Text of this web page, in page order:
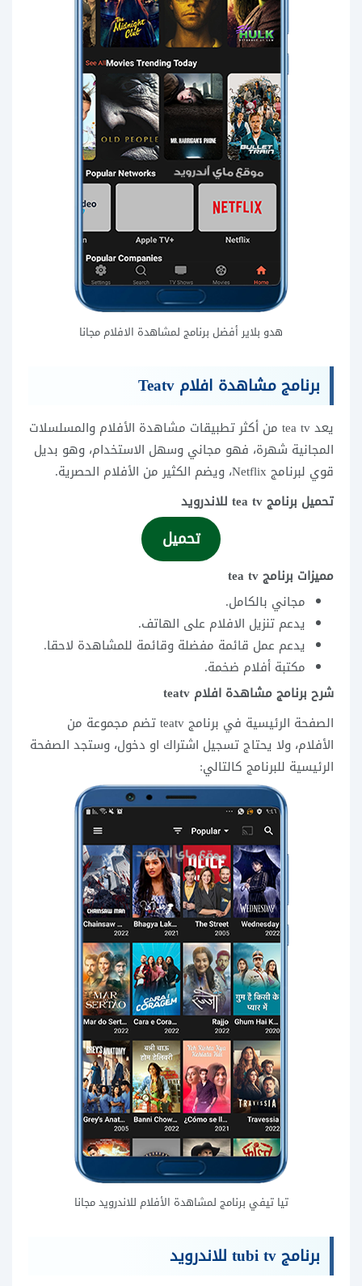
هدو بلاير أفضل برنامج لمشاهدة الافلام مجانا
برنامج مشاهدة افلام Teatv
يعد tea tv من أكثر تطبيقات مشاهدة الأفلام والمسلسلات
المجانية شهرة، فهو مجاني وسهل الاستخدام، وهو بديل
قوي لبرنامج Netflix، ويضم الكثير من الأفلام الحصرية.
تحميل برنامج tea tv للاندرويد
تحميل
مميزات برنامج tea tv
مجاني بالكامل.
يدعم تنزيل الافلام على الهاتف.
يدعم عمل قائمة مفضلة وقائمة للمشاهدة لاحقا.
مكتبة أفلام ضخمة.
شرح برنامج مشاهدة افلام teatv
الصفحة الرئيسية في برنامج teatv تضم مجموعة من
الأفلام، ولا يحتاج تسجيل اشتراك او دخول، وستجد الصفحة
الرئيسية للبرنامج كالتالي:
تيا تيفي برنامج لمشاهدة الأفلام للاندرويد مجانا
برنامج tubi tv للاندرويد